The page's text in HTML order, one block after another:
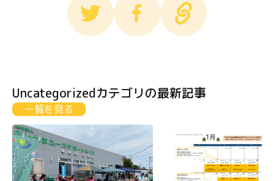
Uncategorizedカテゴリの最新記事
一覧を見る